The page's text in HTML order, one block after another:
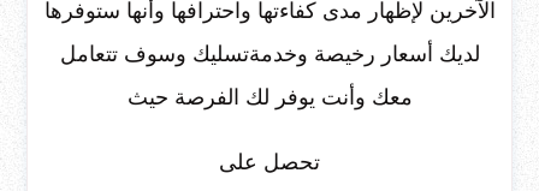
الآخرين لإظهار مدى كفاءتها واحترافها وأنها ستوفرها
لديك أسعار رخيصة وخدمةتسليك وسوف تتعامل
معك وأنت يوفر لك الفرصة حيث
تحصل على